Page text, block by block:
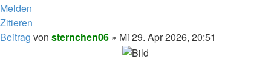
Melden
Zitieren
Beitrag von sternchen06 » Mi 29. Apr 2026, 20:51